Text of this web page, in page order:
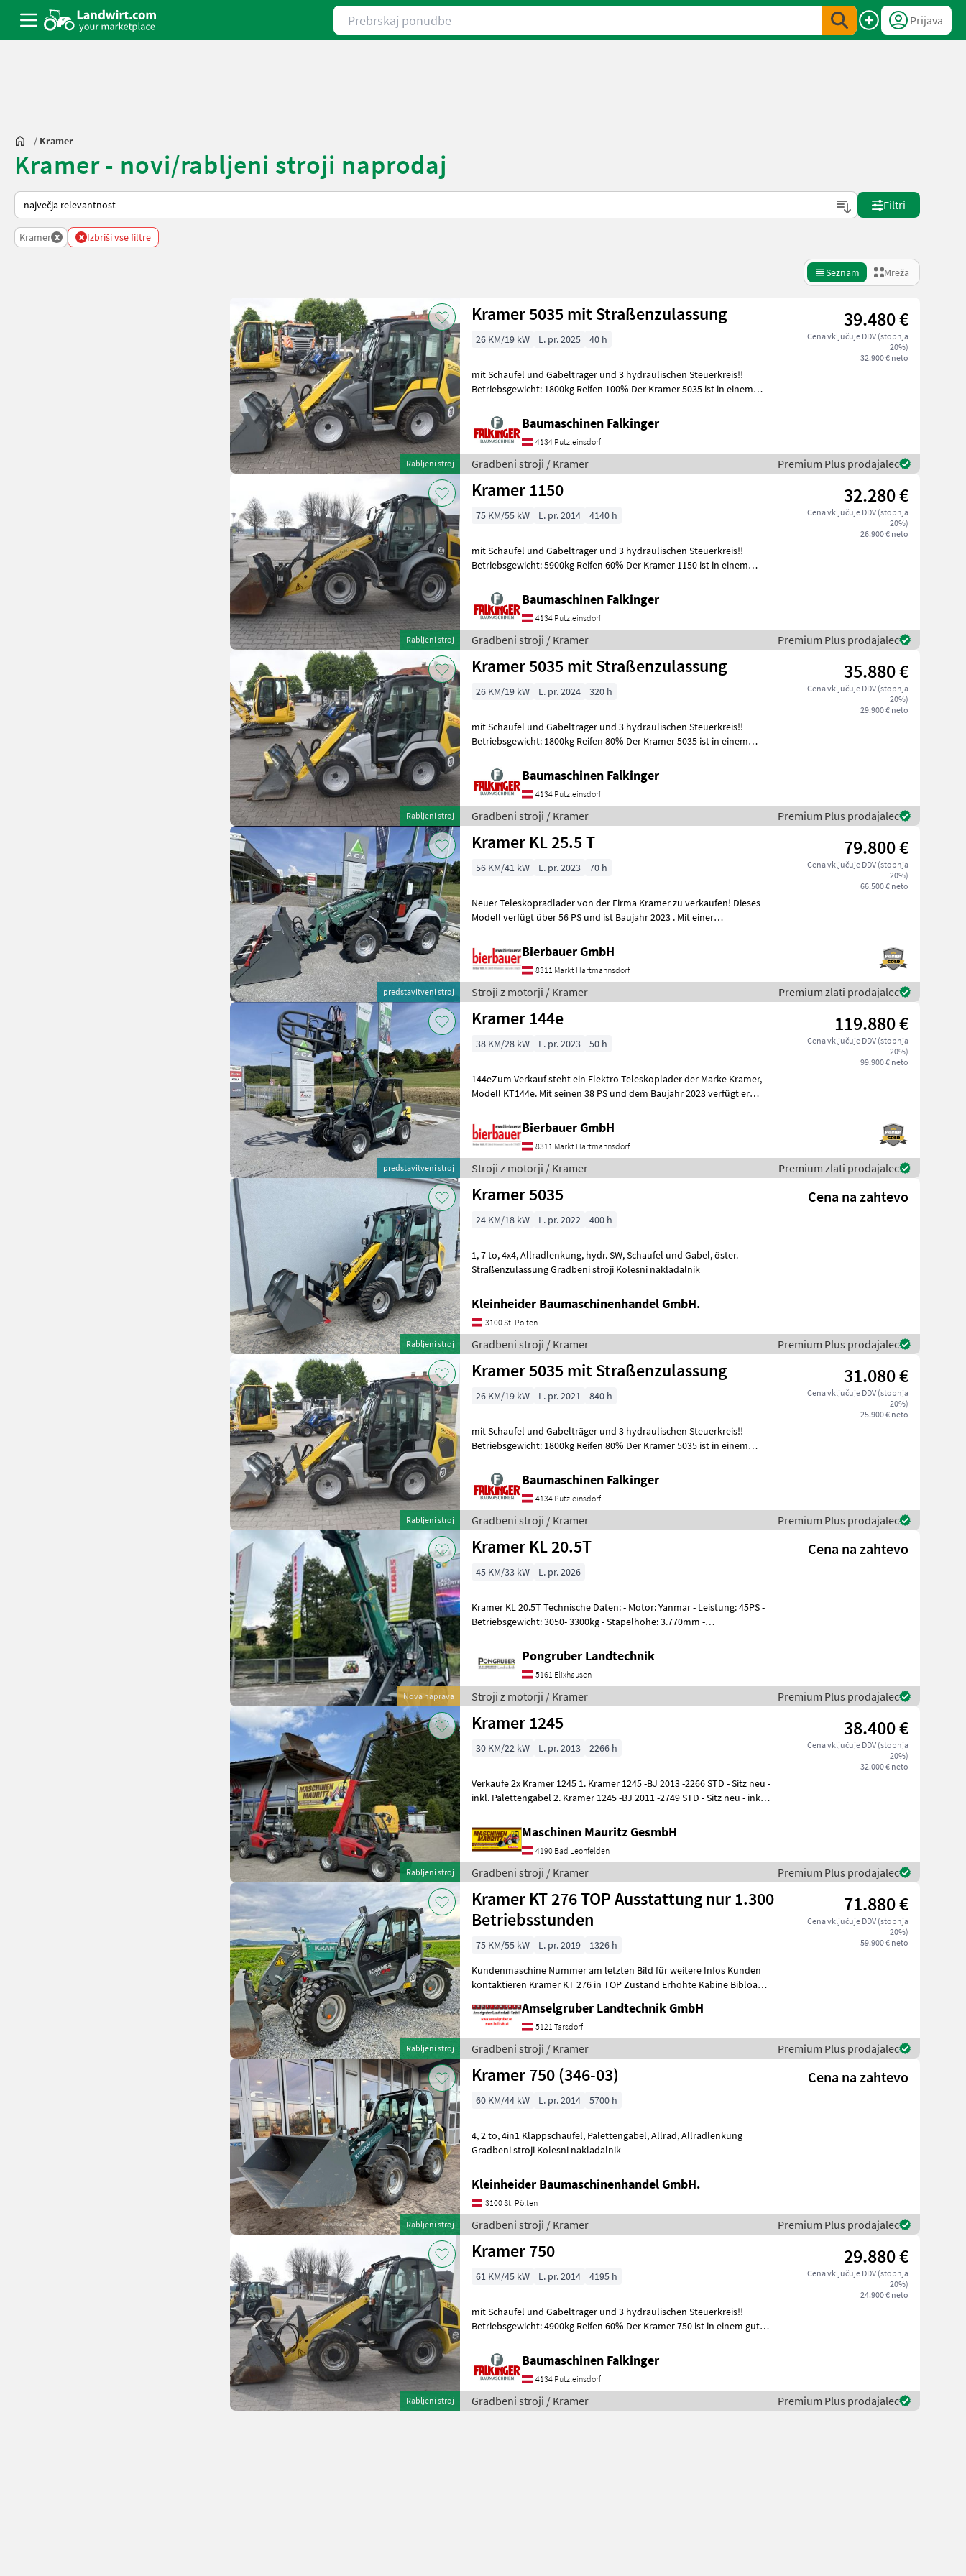
Prebrskaj ponudbe
Prijava
/ Kramer
Kramer - novi/rabljeni stroji naprodaj
Tako je razvrščeno na Landwirt.com
Filtri
Kramer x x Izbriši vse filtre
Seznam Mreža
Rabljeni stroj
Kramer 5035 mit Straßenzulassung 39.480 €
Cena vključuje DDV (stopnja
20%)
32.900 € neto
26 KM/19 kW L. pr. 2025 40 h
mit Schaufel und Gabelträger und 3 hydraulischen Steuerkreis!!
Betriebsgewicht: 1800kg Reifen 100% Der Kramer 5035 ist in einem
Baumaschinen Falkinger
4134 Putzleinsdorf
Gradbeni stroji / Kramer Premium Plus prodajalec
Rabljeni stroj
Kramer 1150 32.280 €
Cena vključuje DDV (stopnja
20%)
26.900 € neto
75 KM/55 kW L. pr. 2014 4140 h
mit Schaufel und Gabelträger und 3 hydraulischen Steuerkreis!!
Betriebsgewicht: 5900kg Reifen 60% Der Kramer 1150 ist in einem
Baumaschinen Falkinger
4134 Putzleinsdorf
Gradbeni stroji / Kramer Premium Plus prodajalec
Rabljeni stroj
Kramer 5035 mit Straßenzulassung 35.880 €
Cena vključuje DDV (stopnja
20%)
29.900 € neto
26 KM/19 kW L. pr. 2024 320 h
mit Schaufel und Gabelträger und 3 hydraulischen Steuerkreis!!
Betriebsgewicht: 1800kg Reifen 80% Der Kramer 5035 ist in einem
Baumaschinen Falkinger
4134 Putzleinsdorf
Gradbeni stroji / Kramer Premium Plus prodajalec
predstavitveni stroj
Kramer KL 25.5 T 79.800 €
Cena vključuje DDV (stopnja
20%)
66.500 € neto
56 KM/41 kW L. pr. 2023 70 h
Neuer Teleskopradlader von der Firma Kramer zu verkaufen! Dieses
Modell verfügt über 56 PS und ist Baujahr 2023 . Mit einer
Bierbauer GmbH
8311 Markt Hartmannsdorf
Stroji z motorji / Kramer Premium zlati prodajalec
predstavitveni stroj
Kramer 144e 119.880 €
Cena vključuje DDV (stopnja
20%)
99.900 € neto
38 KM/28 kW L. pr. 2023 50 h
144eZum Verkauf steht ein Elektro Teleskoplader der Marke Kramer,
Modell KT144e. Mit seinen 38 PS und dem Baujahr 2023 verfügt er
Bierbauer GmbH
8311 Markt Hartmannsdorf
Stroji z motorji / Kramer Premium zlati prodajalec
Rabljeni stroj
Kramer 5035 Cena na zahtevo
24 KM/18 kW L. pr. 2022 400 h
1, 7 to, 4x4, Allradlenkung, hydr. SW, Schaufel und Gabel, öster.
Straßenzulassung Gradbeni stroji Kolesni nakladalnik
Kleinheider Baumaschinenhandel GmbH.
3100 St. Pölten
Gradbeni stroji / Kramer Premium Plus prodajalec
Rabljeni stroj
Kramer 5035 mit Straßenzulassung 31.080 €
Cena vključuje DDV (stopnja
20%)
25.900 € neto
26 KM/19 kW L. pr. 2021 840 h
mit Schaufel und Gabelträger und 3 hydraulischen Steuerkreis!!
Betriebsgewicht: 1800kg Reifen 80% Der Kramer 5035 ist in einem
Baumaschinen Falkinger
4134 Putzleinsdorf
Gradbeni stroji / Kramer Premium Plus prodajalec
Nova naprava
Kramer KL 20.5T Cena na zahtevo
45 KM/33 kW L. pr. 2026
Kramer KL 20.5T Technische Daten: - Motor: Yanmar - Leistung: 45PS -
Betriebsgewicht: 3050- 3300kg - Stapelhöhe: 3.770mm -
Pongruber Landtechnik
5161 Elixhausen
Stroji z motorji / Kramer Premium Plus prodajalec
Rabljeni stroj
Kramer 1245 38.400 €
Cena vključuje DDV (stopnja
20%)
32.000 € neto
30 KM/22 kW L. pr. 2013 2266 h
Verkaufe 2x Kramer 1245 1. Kramer 1245 -BJ 2013 -2266 STD - Sitz neu -
inkl. Palettengabel 2. Kramer 1245 -BJ 2011 -2749 STD - Sitz neu - inkl.
Maschinen Mauritz GesmbH
4190 Bad Leonfelden
Gradbeni stroji / Kramer Premium Plus prodajalec
Rabljeni stroj
Kramer KT 276 TOP Ausstattung nur 1.300
Betriebsstunden
71.880 €
Cena vključuje DDV (stopnja
20%)
59.900 € neto
75 KM/55 kW L. pr. 2019
1326 h
Kundenmaschine Nummer am letzten Bild für weitere Infos Kunden
kontaktieren Kramer KT 276 in TOP Zustand Erhöhte Kabine Bibload
Amselgruber Landtechnik GmbH
5121 Tarsdorf
Gradbeni stroji / Kramer Premium Plus prodajalec
Rabljeni stroj
Kramer 750 (346-03) Cena na zahtevo
60 KM/44 kW L. pr. 2014 5700 h
4, 2 to, 4in1 Klappschaufel, Palettengabel, Allrad, Allradlenkung
Gradbeni stroji Kolesni nakladalnik
Kleinheider Baumaschinenhandel GmbH.
3100 St. Pölten
Gradbeni stroji / Kramer Premium Plus prodajalec
Rabljeni stroj
Kramer 750 29.880 €
Cena vključuje DDV (stopnja
20%)
24.900 € neto
61 KM/45 kW L. pr. 2014 4195 h
mit Schaufel und Gabelträger und 3 hydraulischen Steuerkreis!!
Betriebsgewicht: 4900kg Reifen 60% Der Kramer 750 ist in einem guten
Baumaschinen Falkinger
4134 Putzleinsdorf
Gradbeni stroji / Kramer Premium Plus prodajalec